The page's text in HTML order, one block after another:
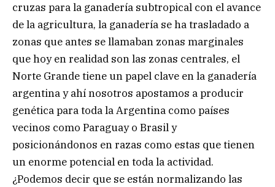
cruzas para la ganadería subtropical con el avance
de la agricultura, la ganadería se ha trasladado a
zonas que antes se llamaban zonas marginales
que hoy en realidad son las zonas centrales, el
Norte Grande tiene un papel clave en la ganadería
argentina y ahí nosotros apostamos a producir
genética para toda la Argentina como países
vecinos como Paraguay o Brasil y
posicionándonos en razas como estas que tienen
un enorme potencial en toda la actividad.
¿Podemos decir que se están normalizando las